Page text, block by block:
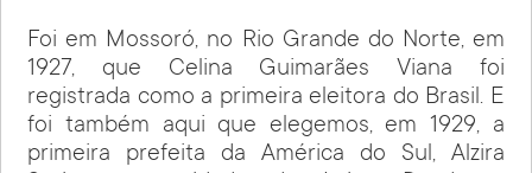
Foi em Mossoró, no Rio Grande do Norte, em
1927, que Celina Guimarães Viana foi
registrada como a primeira eleitora do Brasil. E
foi também aqui que elegemos, em 1929, a
primeira prefeita da América do Sul, Alzira